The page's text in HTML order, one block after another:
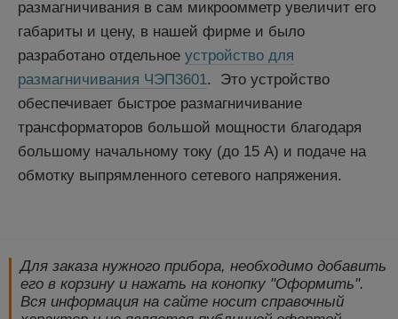
размагничивания в сам микроомметр увеличит его
габариты и цену, в нашей фирме и было
разработано отдельное устройство для
размагничивания ЧЭП3601. Это устройство
обеспечивает быстрое размагничивание
трансформаторов большой мощности благодаря
большому начальному току (до 15 А) и подаче на
обмотку выпрямленного сетевого напряжения.
Для заказа нужного прибора, необходимо добавить
его в корзину и нажать на конопку "Оформить".
Вся информация на сайте носит справочный